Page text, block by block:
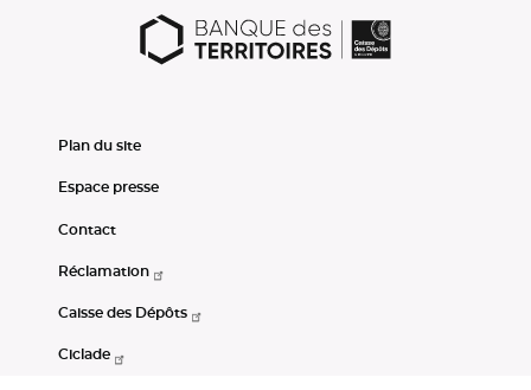
Plan du site
Espace presse
Contact
Réclamation
Caisse des Dépôts
Ciclade